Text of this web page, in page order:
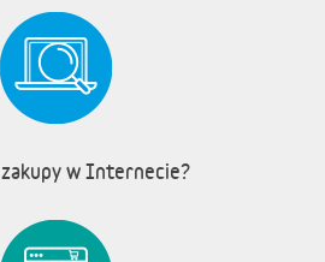
zakupy w Internecie?